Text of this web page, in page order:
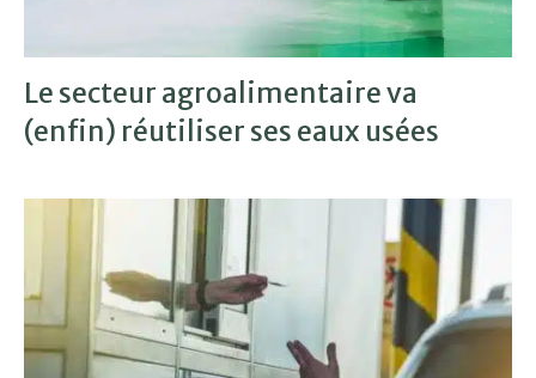
Le secteur agroalimentaire va
(enfin) réutiliser ses eaux usées